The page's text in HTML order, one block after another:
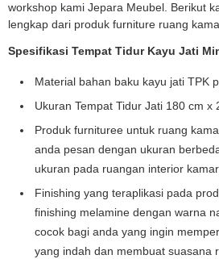
workshop kami Jepara Meubel. Berikut
lengkap dari produk furniture ruang
Spesifikasi Tempat Tidur Kayu Jati
Material bahan baku kayu jati TPK
Ukuran Tempat Tidur Jati 180 cm x
Produk furnituree untuk ruang
anda pesan dengan ukuran
ukuran pada ruangan interior
Finishing yang teraplikasi pada
finishing melamine dengan warna
cocok bagi anda yang ingin
yang indah dan membuat suasana